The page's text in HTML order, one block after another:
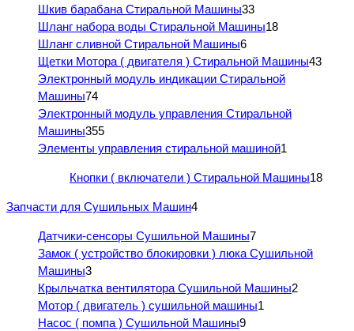
Шкив барабана Стиральной Машины33
Шланг набора воды Стиральной Машины18
Шланг сливной Стиральной Машины6
Щетки Мотора ( двигателя ) Стиральной Машины43
Электронный модуль индикации Стиральной
Машины74
Электронный модуль управления Стиральной
Машины355
Элементы управления стиральной машиной1
Кнопки ( включатели ) Стиральной Машины18
Запчасти для Сушильных Машин4
Датчики-сенсоры Сушильной Машины7
Замок ( устройство блокировки ) люка Сушильной
Машины3
Крыльчатка вентилятора Сушильной Машины2
Мотор ( двигатель ) сушильной машины1
Насос ( помпа ) Сушильной Машины9